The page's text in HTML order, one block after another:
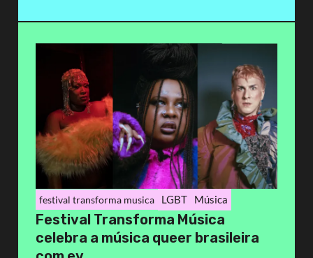
festival transforma musica LGBT Música
Festival Transforma Música
celebra a música queer brasileira